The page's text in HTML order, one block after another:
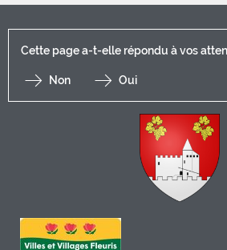
Cette page a-t-elle répondu à vos
Non Oui